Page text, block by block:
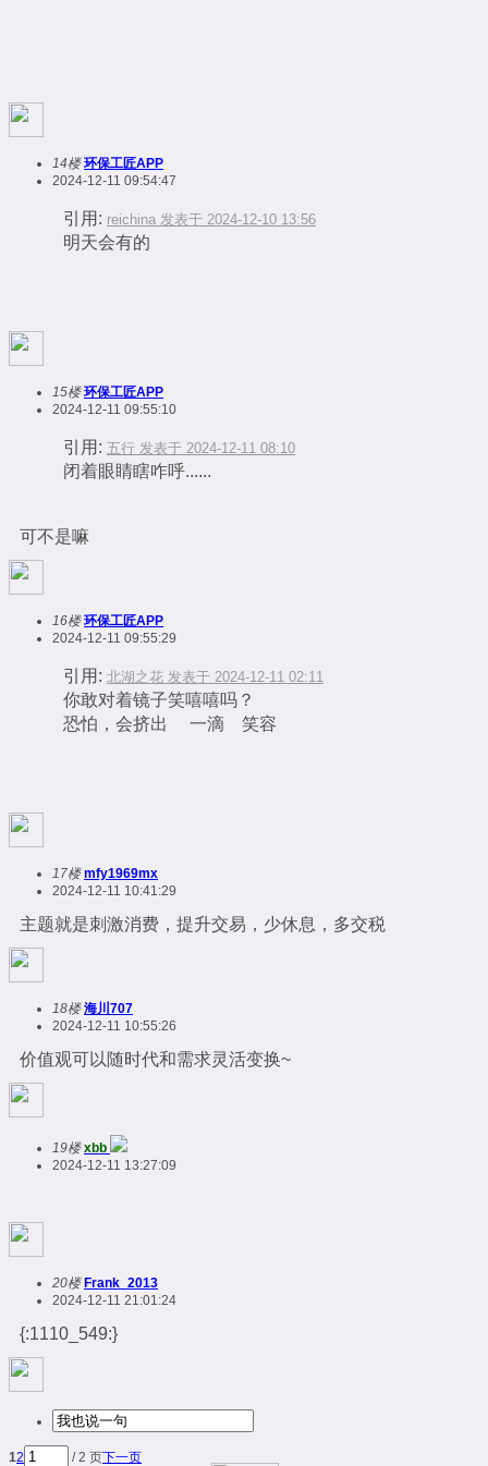
14楼 环保工匠APP
2024-12-11 09:54:47
引用: reichina 发表于 2024-12-10 13:56
明天会有的
15楼 环保工匠APP
2024-12-11 09:55:10
引用: 五行 发表于 2024-12-11 08:10
闭着眼睛瞎咋呼......
可不是嘛
16楼 环保工匠APP
2024-12-11 09:55:29
引用: 北湖之花 发表于 2024-12-11 02:11
你敢对着镜子笑嘻嘻吗？
恐怕，会挤出 一滴 笑容
17楼 mfy1969mx
2024-12-11 10:41:29
主题就是刺激消费，提升交易，少休息，多交税
18楼 海川707
2024-12-11 10:55:26
价值观可以随时代和需求灵活变换~
19楼 xbb
2024-12-11 13:27:09
20楼 Frank_2013
2024-12-11 21:01:24
{:1110_549:}
12 / 2 页下一页